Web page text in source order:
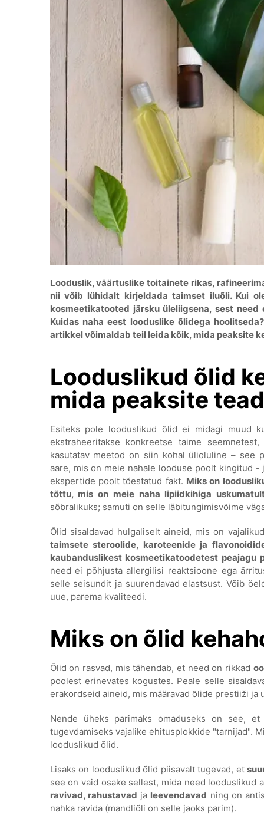
Looduslik, väärtuslike toitainete rikas,
nii võib lühidalt kirjeldada taimset iluõli. Kui
kosmeetikatooted järsku üleliigsena, sest
Kuidas naha eest looduslike õlidega
artikkel võimaldab teil leida kõik, mida peaksite
Looduslikud õlid
mida peaksite
Esiteks pole looduslikud õlid ei midagi muud
ekstraheeritakse konkreetse taime
kasutatav meetod on siin kohal ülioluline – see
aare, mis on meie nahale looduse poolt kingitud
ekspertide poolt tõestatud fakt. Miks on
tõttu, mis on meie naha lipiidkihiga
sõbralikuks; samuti on selle läbitungimisvõime
Õlid sisaldavad hulgaliselt aineid, mis on
taimsete steroolide, karoteenide ja
kaubanduslikest kosmeetikatoodetest peajagu
need ei põhjusta allergilisi reaktsioone ega
selle seisundit ja suurendavad elastsust. Võib
uue, parema kvaliteedi.
Miks on õlid
Õlid on rasvad, mis tähendab, et need on rikkad
poolest erinevates kogustes. Peale selle
erakordseid aineid, mis määravad õlide prestiiži ja
Nende üheks parimaks omaduseks on see,
tugevdamiseks vajalike ehitusplokkide "tarnijad".
looduslikud õlid.
Lisaks on looduslikud õlid piisavalt tugevad, et
see on vaid osake sellest, mida need looduslikud
ravivad, rahustavad ja leevendavad ning on
nahka ravida (mandliõli on selle jaoks parim).